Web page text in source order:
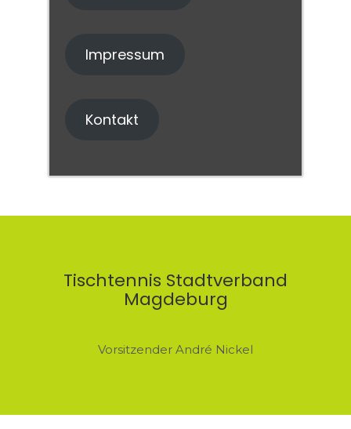
Impressum
Kontakt
Tischtennis Stadtverband
Magdeburg
Vorsitzender André Nickel